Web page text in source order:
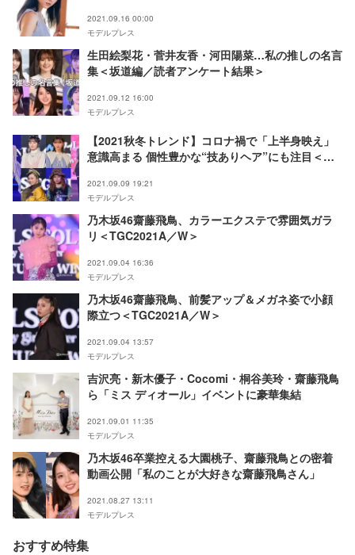
2021.09.16 00:00
モデルプレス
生田絵梨花・菅井友香・河田陽菜…私の推しの名言
集＜坂道編／読者アンケート結果＞
2021.09.12 16:00
モデルプレス
【2021秋冬トレンド】コロナ禍で「上半身映え」
意識高まる 個性豊かな“技ありヘア”にも注目＜
2021.09.09 19:21
モデルプレス
乃木坂46齋藤飛鳥、カラーエクステで雰囲気ガラ
リ＜TGC2021A／W＞
2021.09.04 16:36
モデルプレス
乃木坂46齋藤飛鳥、前髪アップ＆メガネ姿で小顔
際立つ＜TGC2021A／W＞
2021.09.04 13:57
モデルプレス
吉沢亮・新木優子・Cocomi・桐谷美玲・齋藤飛鳥
ら「ミス ディオール」イベントに豪華集結
2021.09.01 11:35
モデルプレス
乃木坂46卒業控える大園桃子、齋藤飛鳥との密着
動画公開「私のことが大好きな齋藤飛鳥さん」
2021.08.27 13:11
モデルプレス
おすすめ特集